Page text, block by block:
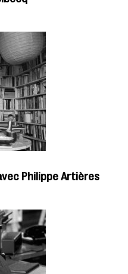
Philippe Artières